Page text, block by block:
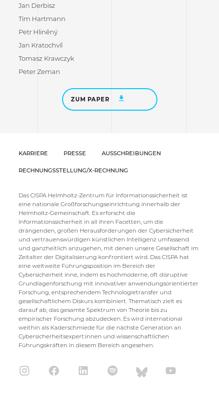
Jan Derbisz
Tim Hartmann
Petr Hliněný
Jan Kratochvíl
Tomasz Krawczyk
Peter Zeman
ZUM PAPER
KARRIERE PRESSE AUSSCHREIBUNGEN
RECHNUNGSSTELLUNG/X-RECHNUNG
Das CISPA Helmholtz-Zentrum für Informationssicherheit ist
eine nationale Großforschungseinrichtung innerhalb der
Helmholtz-Gemeinschaft. Es erforscht die
Informationssicherheit in all ihren Facetten, um die
drängenden, großen Herausforderungen der Cybersicherheit
und vertrauenswürdigen künstlichen Intelligenz umfassend
und ganzheitlich anzugehen, mit denen unsere Gesellschaft im
Zeitalter der Digitalisierung konfrontiert wird. Das CISPA hat
eine weltweite Führungsposition im Bereich der
Cybersicherheit inne, indem es hochmoderne, oft disruptive
Grundlagenforschung mit innovativer anwendungsorientierter
Forschung, entsprechendem Technologietransfer und
gesellschaftlichem Diskurs kombiniert. Thematisch zielt es
darauf ab, das gesamte Spektrum von Theorie bis zu
empirischer Forschung abzudecken. Es wird international
weithin als Kaderschmiede für die nächste Generation an
Cybersicherheitsexpert:innen und wissenschaftlichen
Führungskräften in diesem Bereich angesehen.